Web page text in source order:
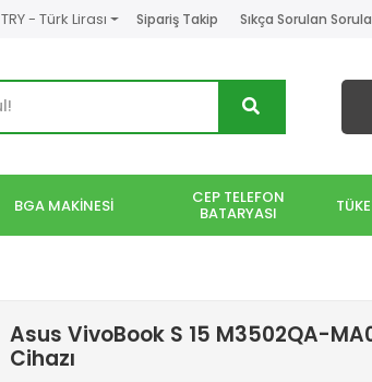
TRY - Türk Lirası Sipariş Takip Sıkça Sorulan
BGA MAKİNESİ CEP TELEFON
BATARYASI
Asus VivoBook S 15 M3502QA-
Cihazı